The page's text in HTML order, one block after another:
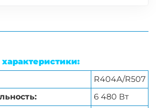
R404А/R507
6 480 Вт